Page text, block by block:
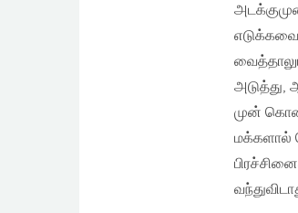
அடுத்து,
முன்
மக்களால்